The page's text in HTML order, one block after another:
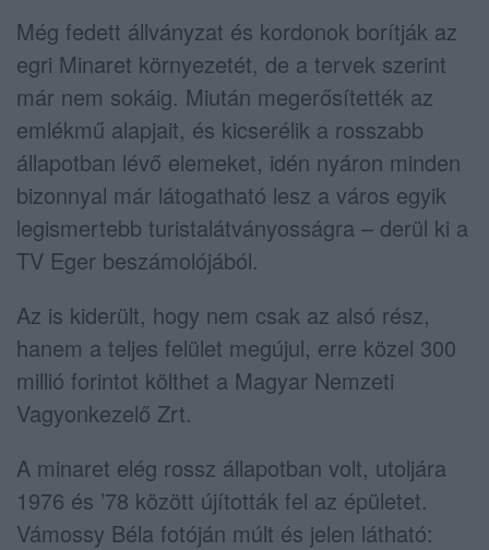
Még fedett állványzat és kordonok borítják az
egri Minaret környezetét, de a tervek szerint
már nem sokáig. Miután megerősítették az
emlékmű alapjait, és kicserélik a rosszabb
állapotban lévő elemeket, idén nyáron minden
bizonnyal már látogatható lesz a város egyik
legismertebb turistalátványosságra – derül ki a
TV Eger beszámolójából.
Az is kiderült, hogy nem csak az alsó rész,
hanem a teljes felület megújul, erre közel 300
millió forintot költhet a Magyar Nemzeti
Vagyonkezelő Zrt.
A minaret elég rossz állapotban volt, utoljára
1976 és ’78 között újították fel az épületet.
Vámossy Béla fotóján múlt és jelen látható: